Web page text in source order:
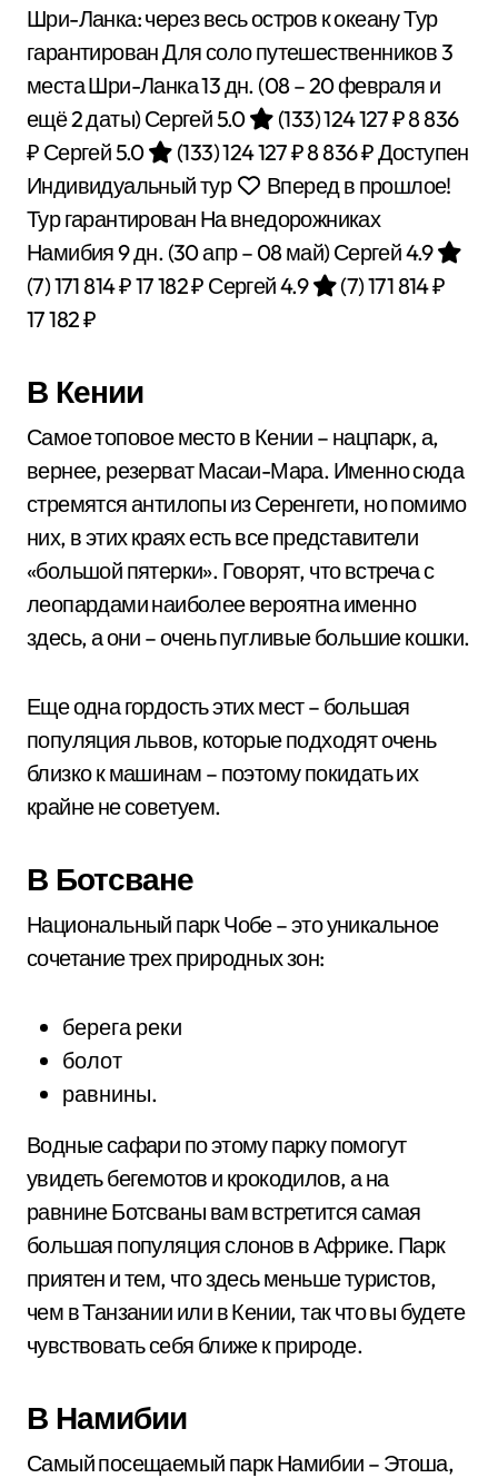
Шри-Ланка: через весь остров к океану Тур
гарантирован Для соло путешественников 3
места Шри-Ланка13 дн. (08 – 20 февраля и
ещё 2 даты)Сергей 5.0 (133)124 127 ₽8 836
₽ Сергей 5.0 (133)124 127 ₽8 836 ₽Доступен
Индивидуальный тур
Вперед в прошлое!
Тур гарантирован На внедорожниках
Намибия9 дн. (30 апр – 08 май)Сергей 4.9
(7)171 814 ₽17 182 ₽ Сергей 4.9 (7)171 814 ₽
17 182 ₽
В Кении
Самое топовое место в Кении – нацпарк, а,
вернее, резерват Масаи-Мара. Именно сюда
стремятся антилопы из Серенгети, но помимо
них, в этих краях есть все представители
«большой пятерки». Говорят, что встреча с
леопардами наиболее вероятна именно
здесь, а они – очень пугливые большие кошки.
Еще одна гордость этих мест – большая
популяция львов, которые подходят очень
близко к машинам – поэтому покидать их
крайне не советуем.
В Ботсване
Национальный парк Чобе – это уникальное
сочетание трех природных зон:
берега реки
болот
равнины.
Водные сафари по этому парку помогут
увидеть бегемотов и крокодилов, а на
равнине Ботсваны вам встретится самая
большая популяция слонов в Африке. Парк
приятен и тем, что здесь меньше туристов,
чем в Танзании или в Кении, так что вы будете
чувствовать себя ближе к природе.
В Намибии
Самый посещаемый парк Намибии – Этоша,